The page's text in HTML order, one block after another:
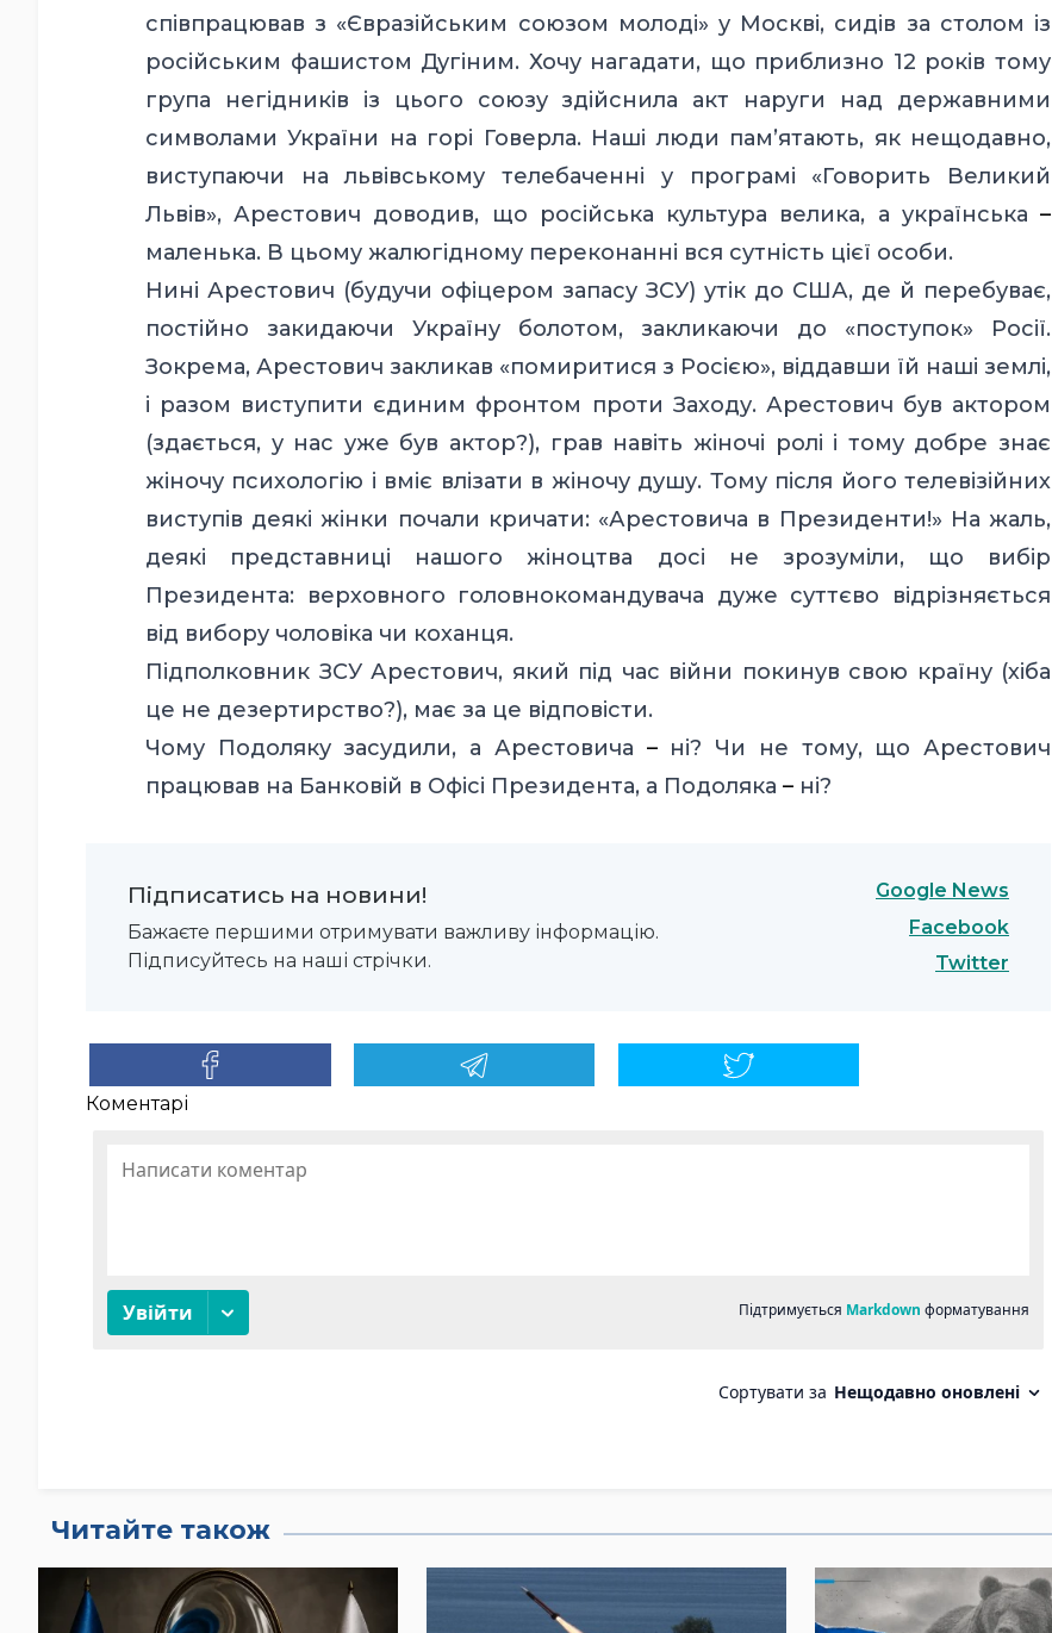
співпрацював з «Євразійським союзом молоді» у Москві, сидів за столом із
російським фашистом Дугіним. Хочу нагадати, що приблизно 12 років тому
група негідників із цього союзу здійснила акт наруги над державними
символами України на горі Говерла. Наші люди пам’ятають, як нещодавно,
виступаючи на львівському телебаченні у програмі «Говорить Великий
Львів», Арестович доводив, що російська культура велика, а українська –
маленька. В цьому жалюгідному переконанні вся сутність цієї особи.
Нині Арестович (будучи офіцером запасу ЗСУ) утік до США, де й перебуває,
постійно закидаючи Україну болотом, закликаючи до «поступок» Росії.
Зокрема, Арестович закликав «помиритися з Росією», віддавши їй наші землі,
і разом виступити єдиним фронтом проти Заходу. Арестович був актором
(здається, у нас уже був актор?), грав навіть жіночі ролі і тому добре знає
жіночу психологію і вміє влізати в жіночу душу. Тому після його телевізійних
виступів деякі жінки почали кричати: «Арестовича в Президенти!» На жаль,
деякі представниці нашого жіноцтва досі не зрозуміли, що вибір
Президента: верховного головнокомандувача дуже суттєво відрізняється
від вибору чоловіка чи коханця.
Підполковник ЗСУ Арестович, який під час війни покинув свою країну (хіба
це не дезертирство?), має за це відповісти.
Чому Подоляку засудили, а Арестовича –ні? Чи не тому, що Арестович
працював на Банковій в Офісі Президента, а Подоляка – ні?
Підписатись на новини!
Бажаєте першими отримувати важливу інформацію.
Підписуйтесь на наші стрічки.
Google News
Facebook
Twitter
Коментарі
Читайте також